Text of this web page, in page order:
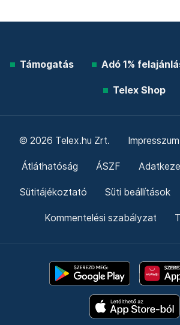
Támogatás Adó 1%
Telex Shop
© 2026 Telex.hu Zrt. Impresszum
Átláthatóság ÁSZF
Sütitájékoztató Süti beállítások
Kommentelési szabályzat